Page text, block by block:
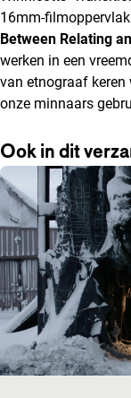
16mm-
Between Relating
werken in een
van etnograaf keren
onze minnaars
Ook in dit